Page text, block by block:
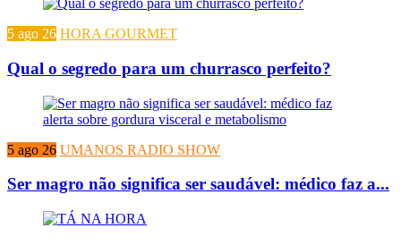
5 ago 26 HORA GOURMET
Qual o segredo para um churrasco perfeito?
5 ago 26 UMANOS RADIO SHOW
Ser magro não significa ser saudável: médico faz a...